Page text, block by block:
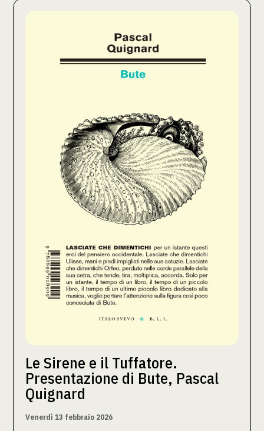
Le Sirene e il Tuffatore.
Presentazione di Bute, Pascal
Quignard
Venerdì 13 febbraio 2026